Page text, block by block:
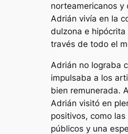
norteamericanos y
Adrián vivía en la
dulzona e
través de todo el
Adrián no lograba
impulsaba a los
bien remunerada.
Adrián visitó en
positivos, como
públicos y una